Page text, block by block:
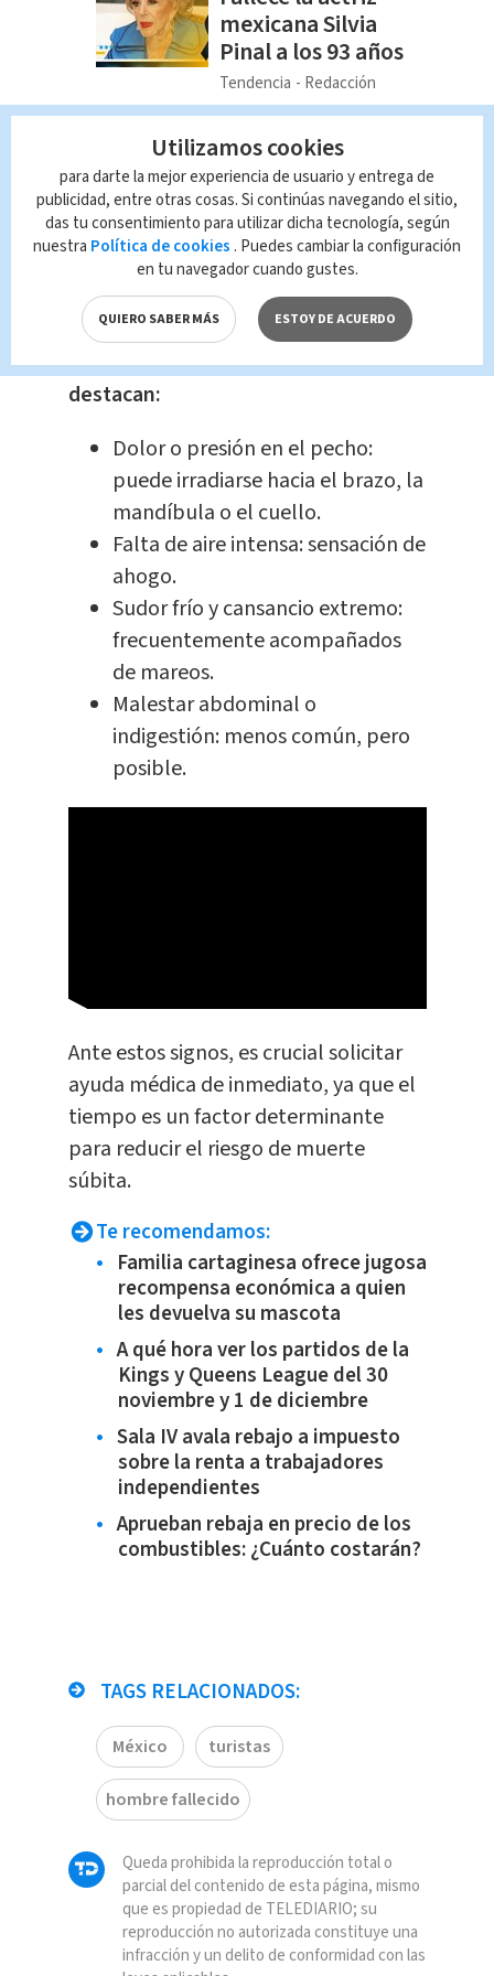
mexicana Silvia
Pinal a los 93 años
Tendencia
Redacción
Multimedios
Este bloqueo, generalmente causado
por un coágulo o placas de grasa en
las arterias, puede provocar la muerte
en cuestión de minutos si no se recibe
atención médica inmediata.
Entre los síntomas más comunes
destacan:
Dolor o presión en el pecho:
puede irradiarse hacia el brazo, la
mandíbula o el cuello.
Falta de aire intensa: sensación de
ahogo.
Sudor frío y cansancio extremo:
frecuentemente acompañados
de mareos.
Malestar abdominal o
indigestión: menos común, pero
posible.
Ante estos signos, es crucial solicitar
ayuda médica de inmediato, ya que el
tiempo es un factor determinante
para reducir el riesgo de muerte
súbita.
Te recomendamos:
Familia cartaginesa ofrece jugosa
recompensa económica a quien
les devuelva su mascota
A qué hora ver los partidos de la
Kings y Queens League del 30
noviembre y 1 de diciembre
Sala IV avala rebajo a impuesto
sobre la renta a trabajadores
independientes
Aprueban rebaja en precio de los
combustibles: ¿Cuánto costarán?
TAGS RELACIONADOS:
México turistas
hombre fallecido
Queda prohibida la reproducción total o
parcial del contenido de esta página, mismo
que es propiedad de TELEDIARIO; su
reproducción no autorizada constituye una
infracción y un delito de conformidad con las
Utilizamos cookies
para darte la mejor experiencia de usuario y entrega de
publicidad, entre otras cosas. Si continúas navegando el sitio,
das tu consentimiento para utilizar dicha tecnología, según
nuestra Política de cookies . Puedes cambiar la configuración
en tu navegador cuando gustes.
QUIERO SABER MÁS ESTOY DE ACUERDO